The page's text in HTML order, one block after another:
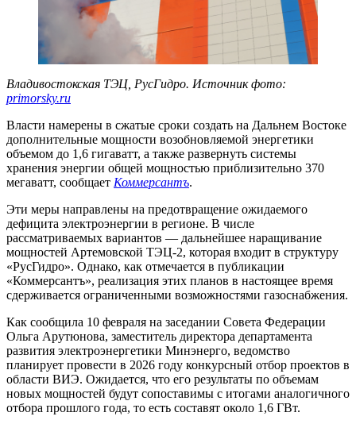
Владивостокская ТЭЦ, РусГидро. Источник фото:
primorsky.ru
Власти намерены в сжатые сроки создать на Дальнем Востоке
дополнительные мощности возобновляемой энергетики
объемом до 1,6 гигаватт, а также развернуть системы
хранения энергии общей мощностью приблизительно 370
мегаватт, сообщает Коммерсантъ.
Эти меры направлены на предотвращение ожидаемого
дефицита электроэнергии в регионе. В числе
рассматриваемых вариантов — дальнейшее наращивание
мощностей Артемовской ТЭЦ-2, которая входит в структуру
«РусГидро». Однако, как отмечается в публикации
«Коммерсантъ», реализация этих планов в настоящее время
сдерживается ограниченными возможностями газоснабжения.
Как сообщила 10 февраля на заседании Совета Федерации
Ольга Арутюнова, заместитель директора департамента
развития электроэнергетики Минэнерго, ведомство
планирует провести в 2026 году конкурсный отбор проектов в
области ВИЭ. Ожидается, что его результаты по объемам
новых мощностей будут сопоставимы с итогами аналогичного
отбора прошлого года, то есть составят около 1,6 ГВт.